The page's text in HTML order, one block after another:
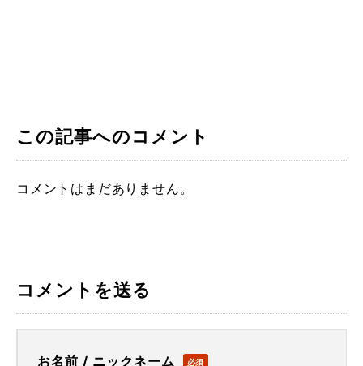
この記事へのコメント
コメントはまだありません。
コメントを送る
お名前 / ニックネーム 必須